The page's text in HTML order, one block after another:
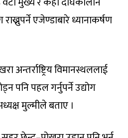
एजेण्डाबारे ध्यानाकर्षण
अन्तर्राष्ट्रिय विमानस्थललाई
पनि पहल गर्नुपर्ने उद्योग
मुल्मीले बताए ।